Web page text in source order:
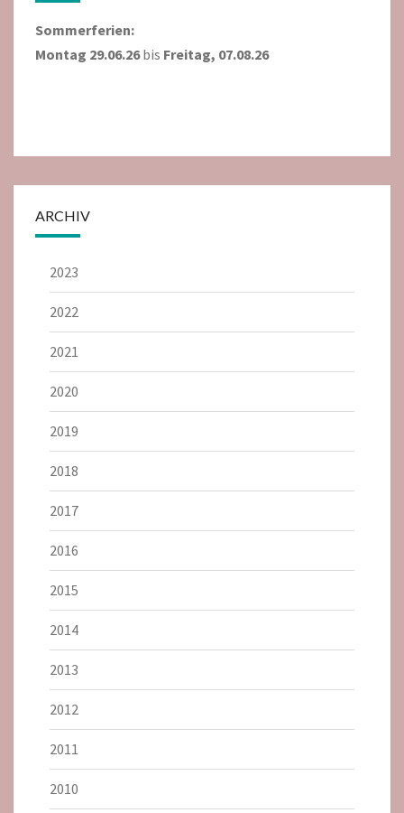
Sommerferien:
Montag 29.06.26bis Freitag, 07.08.26
ARCHIV
2023
2022
2021
2020
2019
2018
2017
2016
2015
2014
2013
2012
2011
2010